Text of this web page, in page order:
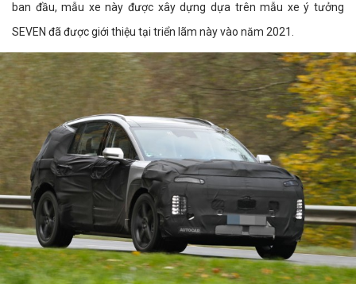
ban đầu, mẫu xe này được xây dựng dựa trên mẫu xe ý tưởng
SEVEN đã được giới thiệu tại triển lãm này vào năm 2021.